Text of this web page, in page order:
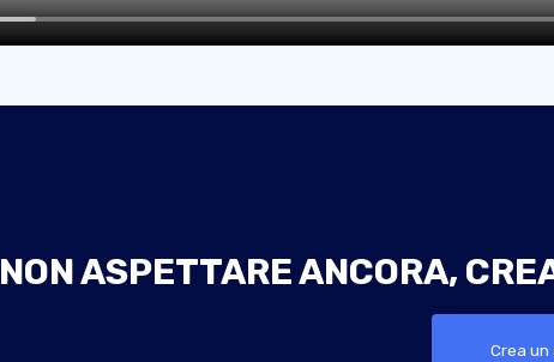
NON ASPETTARE ANCORA,
Crea un